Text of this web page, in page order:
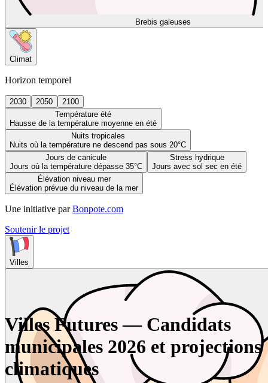
Brebis galeuses
Climat
Horizon temporel
2030 2050
2100
Température été
Hausse de la température moyenne en été
Nuits tropicales
Nuits où la température ne descend pas sous 20°C
Jours de canicule
Jours où la température dépasse 35°C
Stress hydrique
Jours avec sol sec en été
Élévation niveau mer
Élévation prévue du niveau de la mer
Une initiative par Bonpote.com
Soutenir le projet
Villes
Villes Futures — Candidats
municipales 2026 et projections
climatiques